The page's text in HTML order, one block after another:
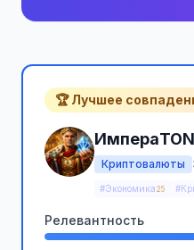
🏆 Лучшее
ИмпераTON
Криптовалюты
#Экономика 25
Релевантность